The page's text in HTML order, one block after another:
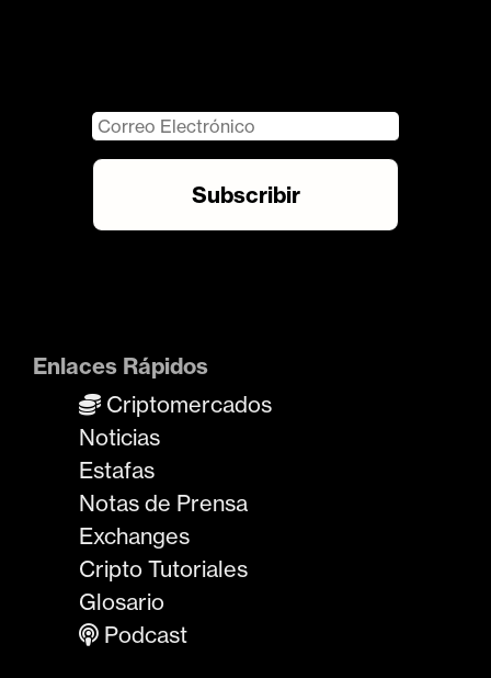
Enlaces Rápidos
Criptomercados
Noticias
Estafas
Notas de Prensa
Exchanges
Cripto Tutoriales
Glosario
Podcast